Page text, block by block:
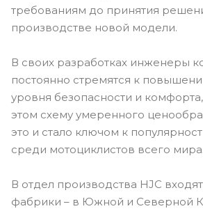
требованиям до принятия
производстве новой модели.
В своих разработках инженеры
постоянно стремятся к
уровня безопасности и
этом схему умеренного
это и стало ключом к
среди мотоциклистов всего мира.
В отдел производства HJC
фабрики – в Южной и Северной